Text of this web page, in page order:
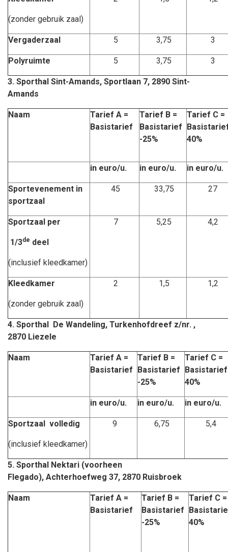
(zonder gebruik zaal)
Vergaderzaal 5 3,75 3
Polyruimte 5 3,75 3
3. Sporthal Sint-Amands, Sportlaan 7, 2890 Sint-
Amands
Naam
Tarief A =
Basistarief
Tarief B =
Basistarief
-25%
Tarief C =
40%
in euro/u. in euro/u. in euro/u.
Sportevenement in
sportzaal
45 33,75 27
Sportzaal per
1/3de deel
(inclusief kleedkamer)
7 5,25 4,2
Kleedkamer
(zonder gebruik zaal)
2 1,5 1,2
4. Sporthal De Wandeling, Turkenhofdreef z/nr. ,
2870 Liezele
Naam
Tarief A =
Basistarief
Tarief B =
Basistarief
-25%
Tarief C =
40%
in euro/u. in euro/u. in euro/u.
Sportzaal volledig
(inclusief kleedkamer)
9 6,75 5,4
5. Sporthal Nektari (voorheen
Flegado), Achterhoefweg 37, 2870 Ruisbroek
Naam
Tarief A =
Basistarief
Tarief B =
Basistarief
-25%
Tarief C =
40%